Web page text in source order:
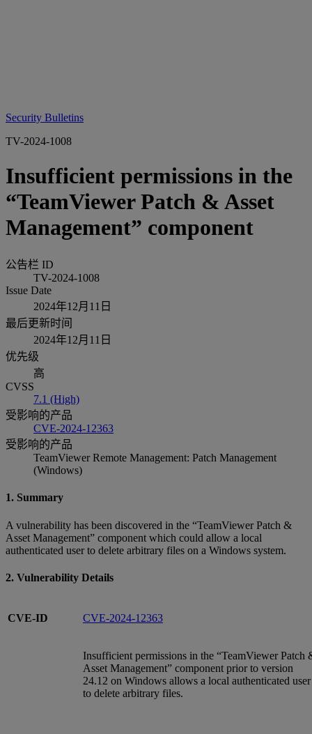
Security Bulletins
TV-2024-1008
Insufficient permissions in the
“TeamViewer Patch & Asset
Management” component
公告栏 ID
TV-2024-1008
Issue Date
2024年12月11日
最后更新时间
2024年12月11日
优先级
高
CVSS
7.1 (High)
受影响的产品
CVE-2024-12363
受影响的产品
TeamViewer Remote Management: Patch Management
(Windows)
1. Summary
A vulnerability has been discovered in the “TeamViewer Patch &
Asset Management” component which could allow a local
authenticated user to delete arbitrary files on a Windows system.
2. Vulnerability Details
CVE-ID CVE-2024-12363
Insufficient permissions in the “TeamViewer Patch
Asset Management” component prior to version
24.12 on Windows allows a local authenticated user
to delete arbitrary files.